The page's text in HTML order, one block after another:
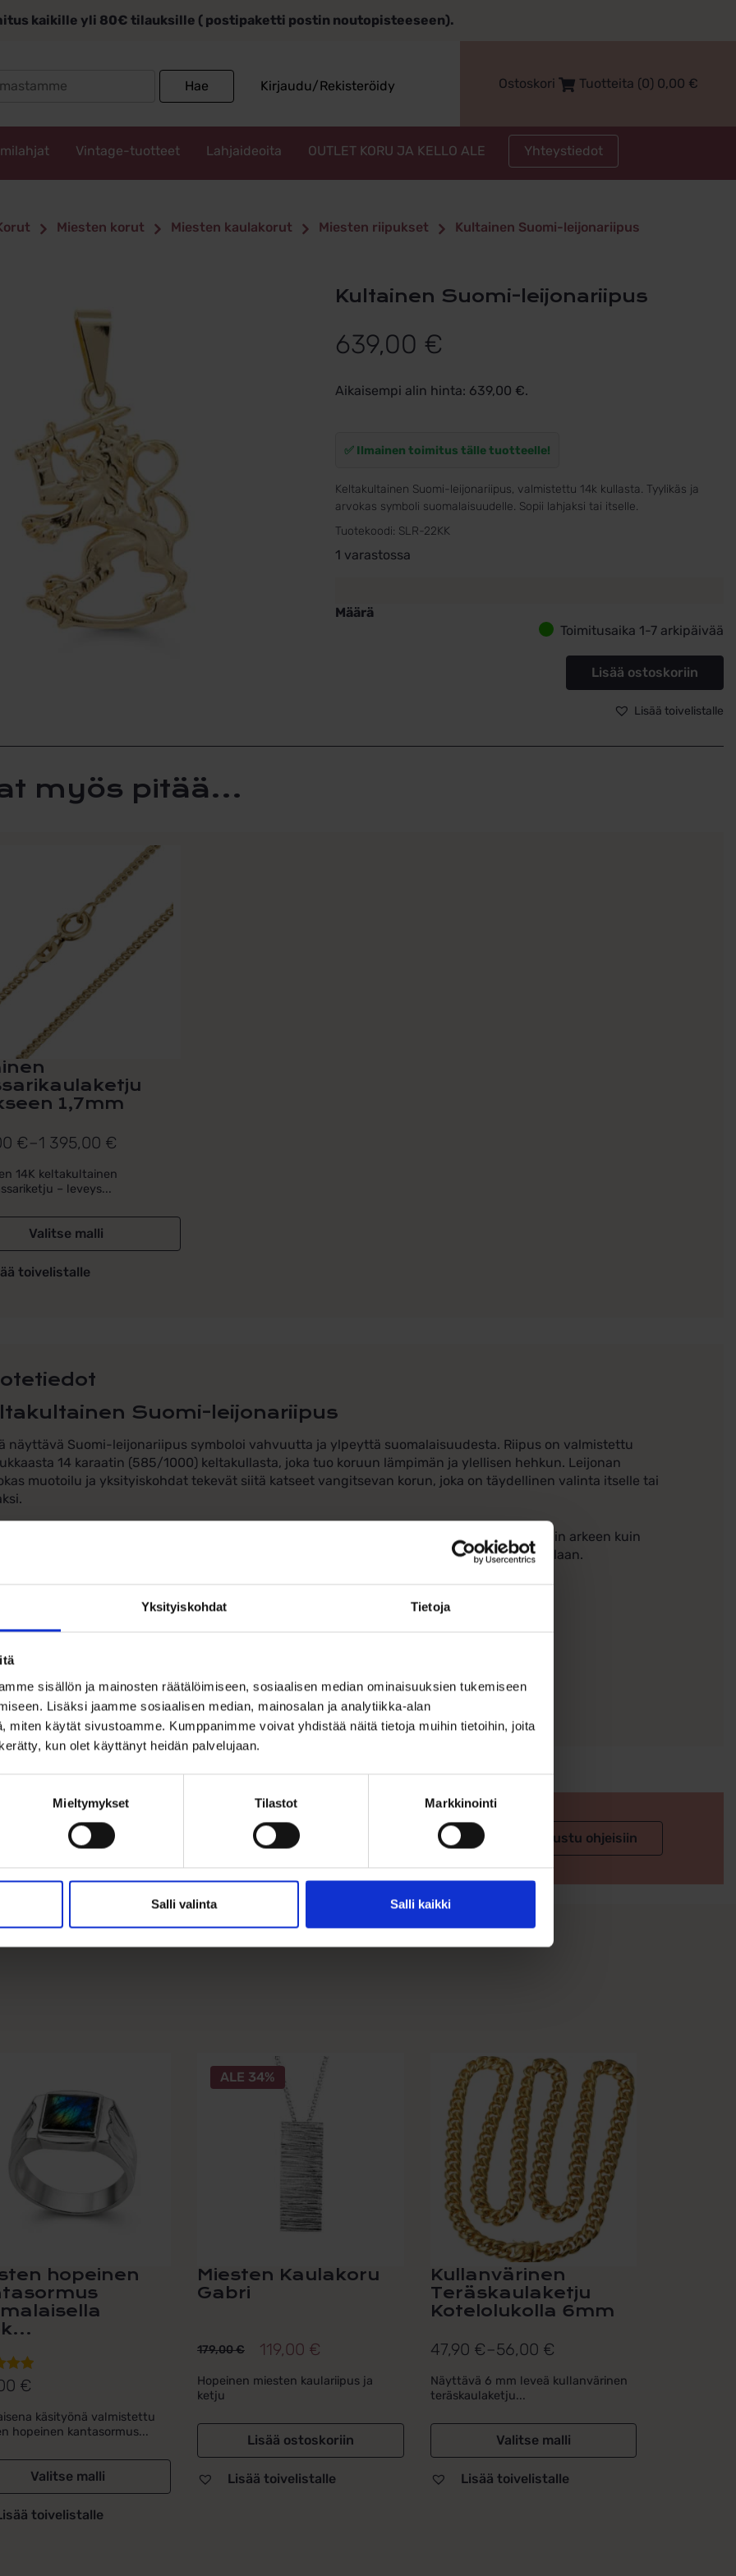
Yksityiskohdat Tietoja
sisällön ja mainosten räätälöimiseen, sosiaalisen median ominaisuuksien tukemiseen
Lisäksi jaamme sosiaalisen median, mainosalan ja analytiikka-alan
miten käytät sivustoamme. Kumppanimme voivat yhdistää näitä tietoja muihin tietoihin, joita
kun olet käyttänyt heidän palvelujaan.
Mieltymykset Tilastot Markkinointi
Salli valinta Salli kaikki
kaikille yli 80€ tilauksille ( postipaketti postin noutopisteeseen).
Hae Kirjaudu/Rekisteröidy Ostoskori Tuotteita (0) 0,00 €
Vintage-tuotteet Lahjaideoita OUTLET KORU JA KELLO ALE Yhteystiedot
Miesten korut Miesten kaulakorut Miesten riipukset Kultainen Suomi-leijonariipus
Kultainen Suomi-leijonariipus
639,00 €
Aikaisempi alin hinta: 639,00 €.
✅ Ilmainen toimitus tälle tuotteelle!
Keltakultainen Suomi-leijonariipus, valmistettu 14k kullasta. Tyylikäs ja
arvokas symboli suomalaisuudelle. Sopii lahjaksi tai itselle.
Tuotekoodi: SLR-22KK
1 varastossa
Määrä
Toimitusaika 1-7 arkipäivää
Lisää ostoskoriin
Lisää toivelistalle
Suomi-leijonariipus
näyttävä Suomi-leijonariipus symboloi vahvuutta ja ylpeyttä suomalaisuudesta. Riipus on valmistettu
14 karaatin (585/1000) keltakullasta, joka tuo koruun lämpimän ja ylellisen hehkun. Leijonan
muotoilu ja yksityiskohdat tekevät siitä katseet vangitsevan korun, joka on täydellinen valinta itselle tai
korkeus ilman lenkkiä on 22 mm ja leveys 16 mm, mikä tekee siitä sopivan kokoisen niin arkeen kuin
Tämä ajaton ja arvokas koru ilmentää suomalaista kulttuuria ja tyylikkyyttä parhaimmillaan.
Mitat: korkeus ilman lenkkiä 22 mm, leveys 16 mm
Symboloi suomalaisuutta ja vahvuutta
Toimitetaan korurasiassa
myös pitää...
1,7mm
€–1 395,00 €
€
€
14K keltakultainen
– leveys...
Valitse malli
toivelistalle
Ohjeita sormuksen tai korun koon valintaan Tutustu ohjeisiin
hopeinen
€
käsityönä valmistettu
hopeinen kantasormus...
Valitse malli
toivelistalle
ALE 34%
Miesten Kaulakoru
Gabri
179,00€
Alkuperäinen
hinta
oli:
179,00 €.
119,00 €
Nykyinen
hinta
on:
119,00 €.
Hopeinen miesten kaulariipus ja
ketju
Lisää ostoskoriin
Lisää toivelistalle
Kullanvärinen
Teräskaulaketju
Kotelolukolla 6mm
47,90 €–56,00 €
Hintaluokka:
47,90 €
-
56,00 €
Näyttävä 6 mm leveä kullanvärinen
teräskaulaketju...
Valitse malli
tuotteella
useampi
muunnelma.
Voit
tehdä
valinnat
tuotteen
sivulla.
Lisää toivelistalle